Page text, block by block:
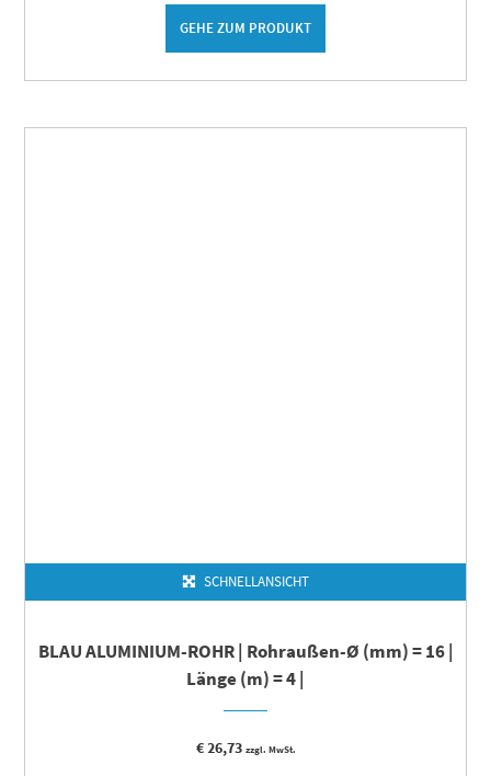
GEHE ZUM PRODUKT
SCHNELLANSICHT
BLAU ALUMINIUM-ROHR | Rohraußen-Ø (mm) = 16 |
Länge (m) = 4 |
€26,73 zzgl. MwSt.